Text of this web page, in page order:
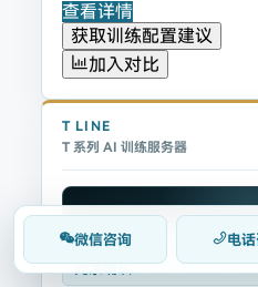
查看详情
获取训练配置建议
加入对比
T LINE
T 系列 AI 训练服务器
4U 4 GPU AI 训练服务器，
冗余确认
微信咨询 电